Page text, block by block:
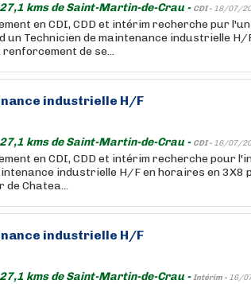
kms de Saint-Martin-de-Crau - CDI - 18/07/
en CDI, CDD et intérim recherche pur l'un
Technicien de maintenance industrielle H/
de se...
industrielle H/F
kms de Saint-Martin-de-Crau - CDI - 16/07/
en CDI, CDD et intérim recherche pour
industrielle H/F en horaires en 3X8
de Chatea...
industrielle H/F
kms de Saint-Martin-de-Crau -Intérim - 16/